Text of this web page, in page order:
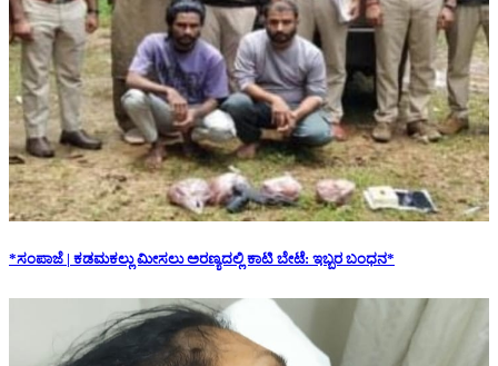
*ಸಂಪಾಜೆ | ಕಡಮಕಲ್ಲು ಮೀಸಲು ಅರಣ್ಯದಲ್ಲಿ ಕಾಟಿ ಬೇಟೆ: ಇಬ್ಬರ ಬಂಧನ*